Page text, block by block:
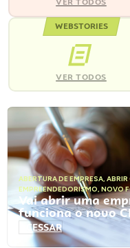
WEBSTORIES
VER TODOS
ABERTURA DE EMPRESA,
EMPREENDEDORISMO, NOVO
Vai abrir uma
funciona o novo
ACESSAR